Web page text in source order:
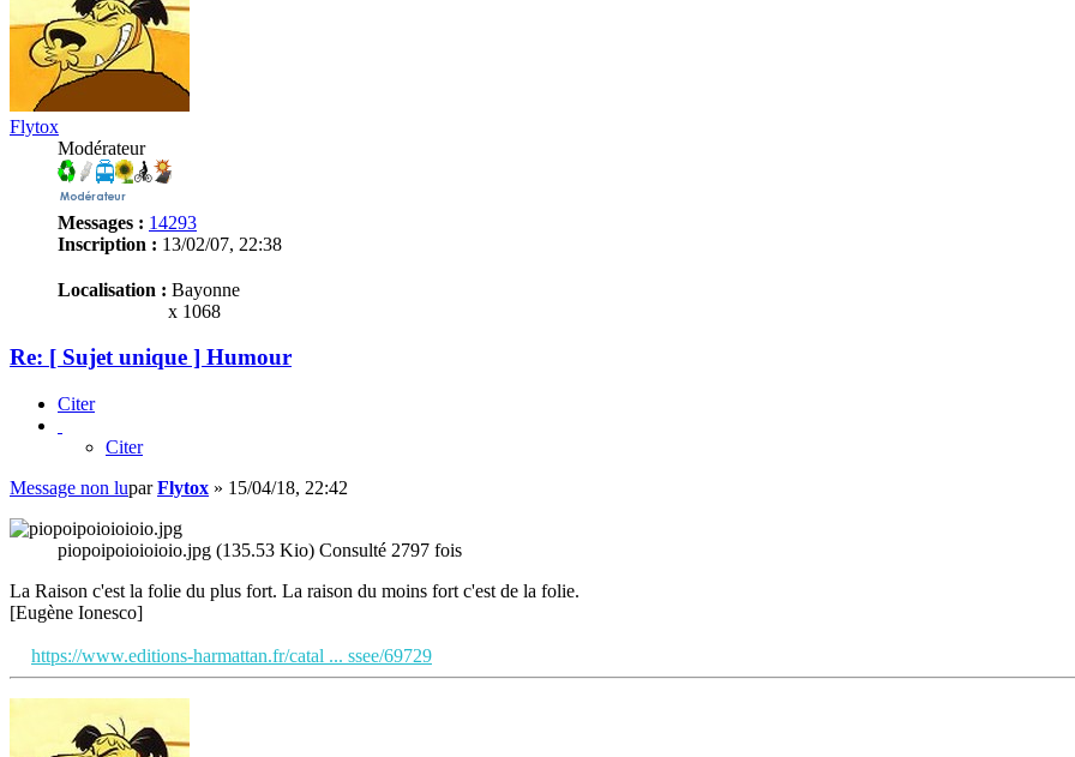
Flytox
Modérateur
Messages : 14293
Inscription : 13/02/07, 22:38
Localisation : Bayonne
x 1068
Re: [ Sujet unique ] Humour
Citer
Citer
Message non luparFlytox » 15/04/18, 22:42
piopoipoioioioio.jpg (135.53 Kio) Consulté 2797 fois
La Raison c'est la folie du plus fort. La raison du moins fort c'est de la folie.
[Eugène Ionesco]
https://www.editions-harmattan.fr/catal ... ssee/69729